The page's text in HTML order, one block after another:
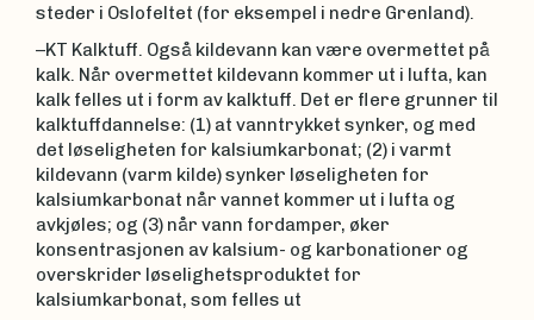
steder i Oslofeltet (for eksempel i nedre Grenland).
–KT Kalktuff. Også kildevann kan være overmettet på
kalk. Når overmettet kildevann kommer ut i lufta, kan
kalk felles ut i form av kalktuff. Det er flere grunner til
kalktuffdannelse: (1) at vanntrykket synker, og med
det løseligheten for kalsiumkarbonat; (2) i varmt
kildevann (varm kilde) synker løseligheten for
kalsiumkarbonat når vannet kommer ut i lufta og
avkjøles; og (3) når vann fordamper, øker
konsentrasjonen av kalsium- og karbonationer og
overskrider løselighetsproduktet for
kalsiumkarbonat, som felles ut